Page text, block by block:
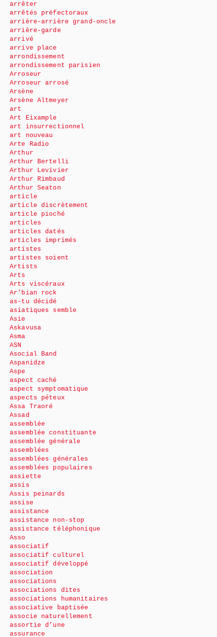
arrêter
arrêtés préfectoraux
arrière-arrière grand-oncle
arrière-garde
arrivé
arrive place
arrondissement
arrondissement parisien
Arroseur
Arroseur arrosé
Arsène
Arsène Altmeyer
art
Art Eixample
art insurrectionnel
art nouveau
Arte Radio
Arthur
Arthur Bertelli
Arthur Levivier
Arthur Rimbaud
Arthur Seaton
article
article discrètement
article pioché
articles
articles datés
articles imprimés
artistes
artistes soient
Artists
Arts
Arts viscéraux
Ar’bian rock
as-tu décidé
asiatiques semble
Asie
Askavusa
Asma
ASN
Asocial Band
Aspanidze
Aspe
aspect caché
aspect symptomatique
aspects péteux
Assa Traoré
Assad
assemblée
assemblée constituante
assemblée générale
assemblées
assemblées générales
assemblées populaires
assiette
assis
Assis peinards
assise
assistance
assistance non-stop
assistance téléphonique
Asso
associatif
associatif culturel
associatif développé
association
associations
associations dites
associations humanitaires
associative baptisée
associe naturellement
assortie d’une
assurance